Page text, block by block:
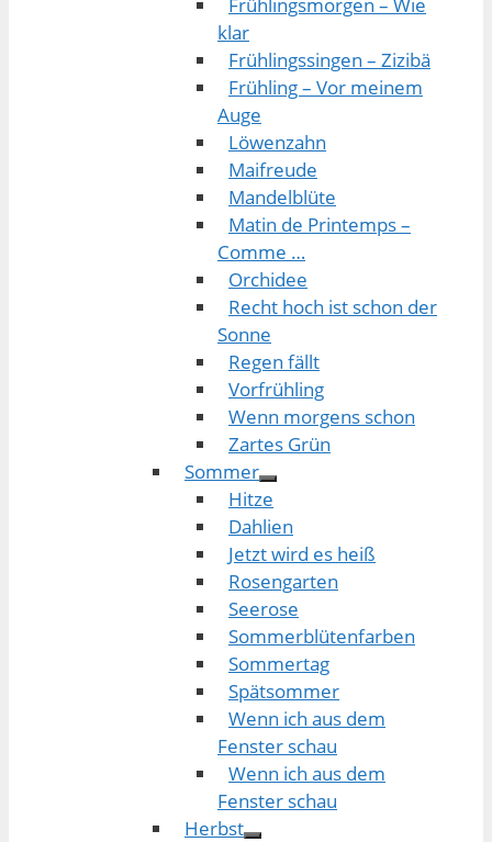
klar
Frühlingssingen – Zizibä
Frühling – Vor meinem
Auge
Löwenzahn
Maifreude
Mandelblüte
Matin de Printemps –
Comme …
Orchidee
Recht hoch ist schon der
Sonne
Regen fällt
Vorfrühling
Wenn morgens schon
Zartes Grün
Sommer
Hitze
Dahlien
Jetzt wird es heiß
Rosengarten
Seerose
Sommerblütenfarben
Sommertag
Spätsommer
Wenn ich aus dem
Fenster schau
Wenn ich aus dem
Fenster schau
Herbst